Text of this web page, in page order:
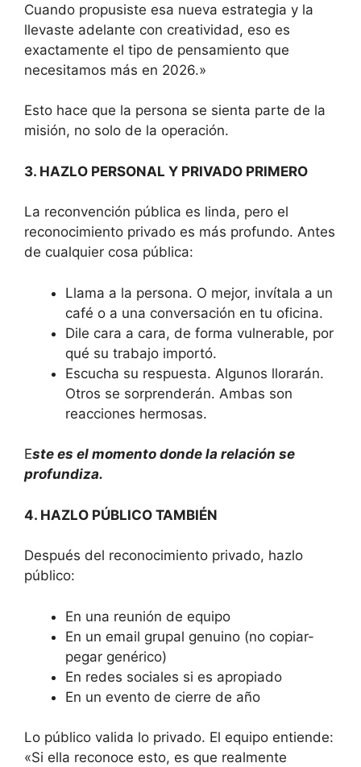
Cuando propusiste esa nueva estrategia y la
llevaste adelante con creatividad, eso es
exactamente el tipo de pensamiento que
necesitamos más en 2026.»
Esto hace que la persona se sienta parte de la
misión, no solo de la operación.
3. HAZLO PERSONAL Y PRIVADO PRIMERO
La reconvención pública es linda, pero el
reconocimiento privado es más profundo. Antes
de cualquier cosa pública:
Llama a la persona. O mejor, invítala a un
café o a una conversación en tu oficina.
Dile cara a cara, de forma vulnerable, por
qué su trabajo importó.
Escucha su respuesta. Algunos llorarán.
Otros se sorprenderán. Ambas son
reacciones hermosas.
Este es el momento donde la relación se
profundiza.
4. HAZLO PÚBLICO TAMBIÉN
Después del reconocimiento privado, hazlo
público:
En una reunión de equipo
En un email grupal genuino (no copiar-
pegar genérico)
En redes sociales si es apropiado
En un evento de cierre de año
Lo público valida lo privado. El equipo entiende:
«Si ella reconoce esto, es que realmente